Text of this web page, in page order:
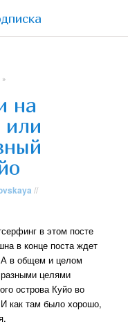
»
на
или
//
в этом посте
в конце поста ждет
А в общем и целом
целями
острова Куйо во
как там было хорошо,